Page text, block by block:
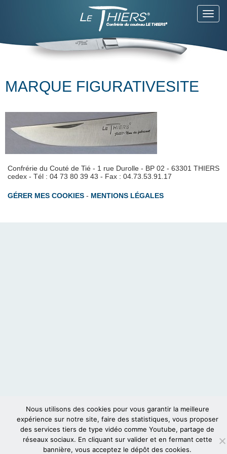
MARQUE FIGURATIVESITE
Confrérie du Couté de Tié - 1 rue Durolle - BP 02 - 63301 THIERS
cedex - Tél : 04 73 80 39 43 - Fax : 04.73.53.91.17
GÉRER MES COOKIES - MENTIONS LÉGALES
Nous utilisons des cookies pour vous garantir la meilleure
expérience sur notre site, faire des statistiques, vous proposer
des services tiers de type vidéo comme Youtube, partage de
réseaux sociaux. En cliquant sur valider et en fermant cette
bannière, vous acceptez le dépôt des cookies.